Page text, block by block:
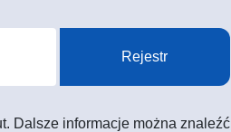
Rejestr
Dalsze informacje można znaleźć